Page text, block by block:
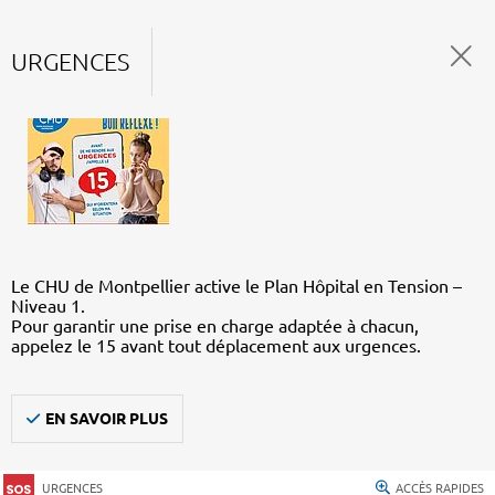
URGENCES
Le CHU de Montpellier active le Plan Hôpital en Tension –
Niveau 1.
Pour garantir une prise en charge adaptée à chacun,
appelez le 15 avant tout déplacement aux urgences.
EN SAVOIR PLUS
URGENCES ACCÈS RAPIDES